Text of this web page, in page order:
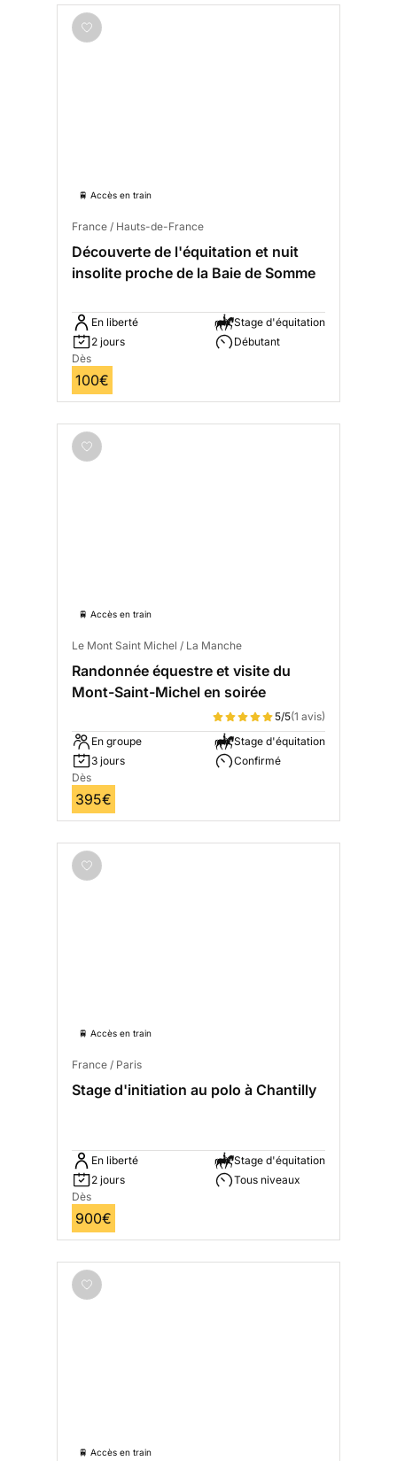
🚆 Accès en train
France / Hauts-de-France
Découverte de l'équitation et nuit
insolite proche de la Baie de Somme
En liberté
2 jours
Stage d'équitation
Débutant
Dès
100€
🚆 Accès en train
Le Mont Saint Michel / La Manche
Randonnée équestre et visite du
Mont-Saint-Michel en soirée
5/5(1 avis)
En groupe
3 jours
Stage d'équitation
Confirmé
Dès
395€
🚆 Accès en train
France / Paris
Stage d'initiation au polo à Chantilly
En liberté
2 jours
Stage d'équitation
Tous niveaux
Dès
900€
🚆 Accès en train